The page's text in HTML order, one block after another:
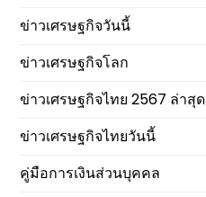
ข่าวเศรษฐกิจวันนี้
ข่าวเศรษฐกิจโลก
ข่าวเศรษฐกิจไทย 2567 ล่าสุด
ข่าวเศรษฐกิจไทยวันนี้
คู่มือการเงินส่วนบุคคล